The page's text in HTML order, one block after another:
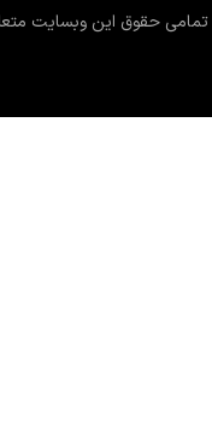
تمامی حقوق این وبسایت